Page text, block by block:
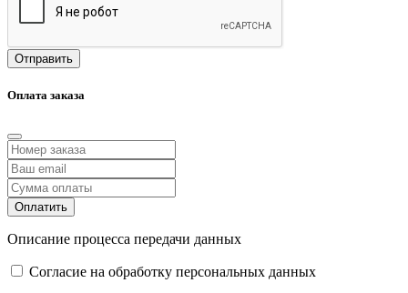
Отправить
Оплата заказа
Оплатить
Описание процесса передачи данных
Cогласие на обработку персональных данных